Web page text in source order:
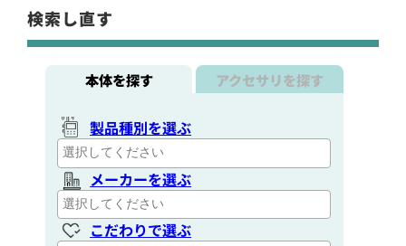
検索し直す
本体を探す アクセサリを探す
製品種別を選ぶ
メーカーを選ぶ
こだわりで選ぶ